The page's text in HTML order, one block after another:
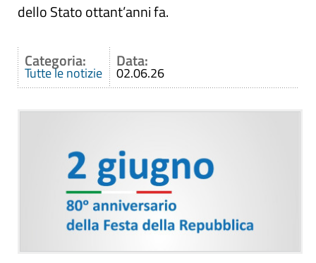
dello Stato ottant’anni fa.
Categoria:
Tutte le notizie
Data:
02.06.26